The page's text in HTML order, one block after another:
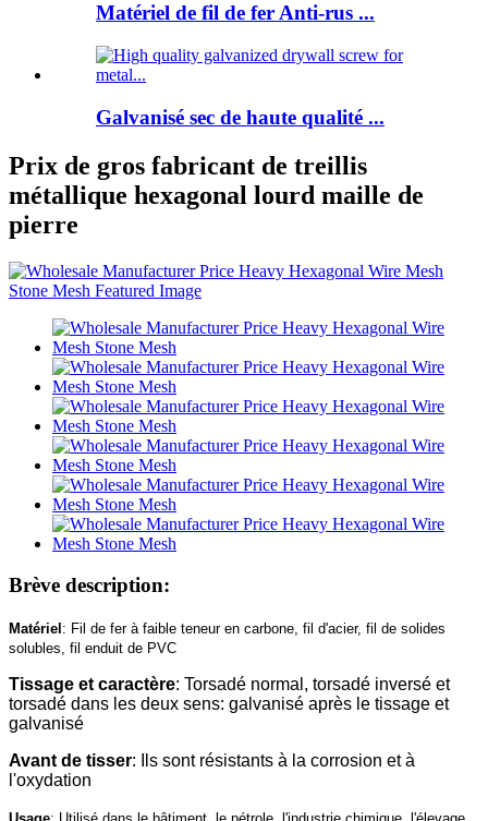
Matériel de fil de fer Anti-rus ...
Galvanisé sec de haute qualité ...
Prix ​​de gros fabricant de treillis
métallique hexagonal lourd maille de
pierre
Brève description:
Matériel : Fil de fer à faible teneur en carbone, fil d'acier, fil de solides
solubles, fil enduit de PVC
Tissage et caractère: Torsadé normal, torsadé inversé et
torsadé dans les deux sens: galvanisé après le tissage et
galvanisé
Avant de tisser: Ils sont résistants à la corrosion et à
l'oxydation